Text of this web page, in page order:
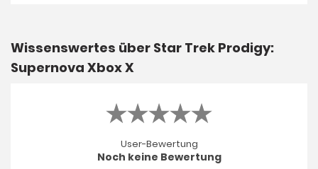
Wissenswertes über Star Trek Prodigy:
Supernova Xbox X
User-Bewertung
Noch keine Bewertung